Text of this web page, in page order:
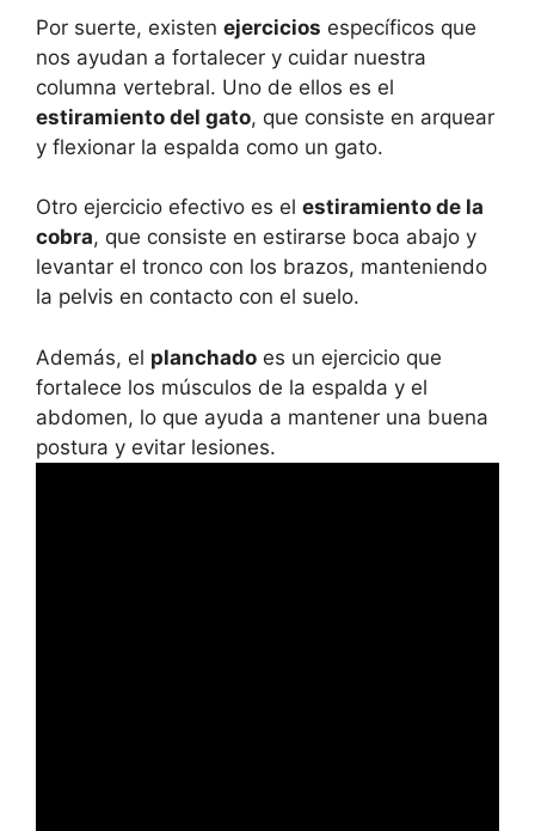
Por suerte, existen ejercicios específicos que
nos ayudan a fortalecer y cuidar nuestra
columna vertebral. Uno de ellos es el
estiramiento del gato, que consiste en arquear
y flexionar la espalda como un gato.
Otro ejercicio efectivo es el estiramiento de la
cobra, que consiste en estirarse boca abajo y
levantar el tronco con los brazos, manteniendo
la pelvis en contacto con el suelo.
Además, el planchado es un ejercicio que
fortalece los músculos de la espalda y el
abdomen, lo que ayuda a mantener una buena
postura y evitar lesiones.